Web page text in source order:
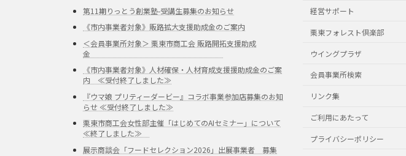
第11期りっとう創業塾-受講生募集のお知らせ
《市内事業者対象》販路拡大支援助成金のご案内
＜会員事業所対象＞ 栗東市商工会 販路開拓支援助成
金
《市内事業者対象》人材確保・人材育成支援援助成金のご案
内 ≪受付終了しました≫
『ウマ娘 プリティーダービー』コラボ事業参加店募集のお知
らせ ≪受付終了しました≫
栗東市商工会女性部主催「はじめてのAIセミナー」について
≪終了しました≫
展示商談会「フードセレクション2026」出展事業者 募集
経営サポート
栗東フォレスト倶楽部
ウイングプラザ
会員事業所検索
リンク集
ご利用にあたって
プライバシーポリシー